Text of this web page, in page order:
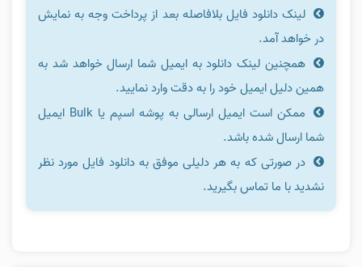
لینک دانلود فایل بلافاصله بعد از پرداخت وجه به نمایش
در خواهد آمد.
همچنین لینک دانلود به ایمیل شما ارسال خواهد شد به
همین دلیل ایمیل خود را به دقت وارد نمایید.
ممکن است ایمیل ارسالی به پوشه اسپم یا Bulk ایمیل
شما ارسال شده باشد.
در صورتی که به هر دلیلی موفق به دانلود فایل مورد نظر
نشدید با ما تماس بگیرید.